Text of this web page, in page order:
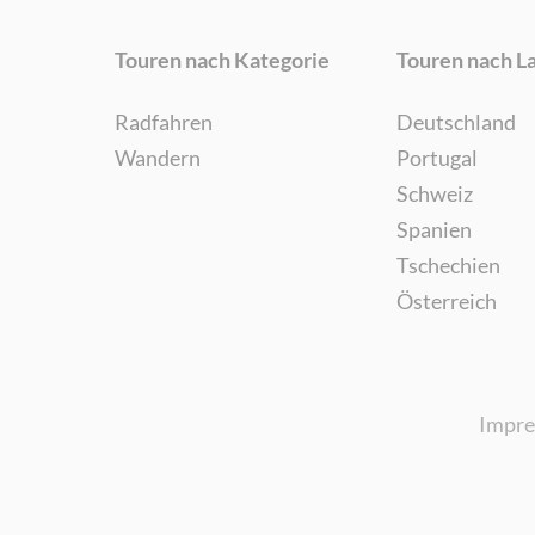
Touren nach Kategorie
Radfahren
Wandern
Touren nach
Deutschland
Portugal
Schweiz
Spanien
Tschechien
Österreich